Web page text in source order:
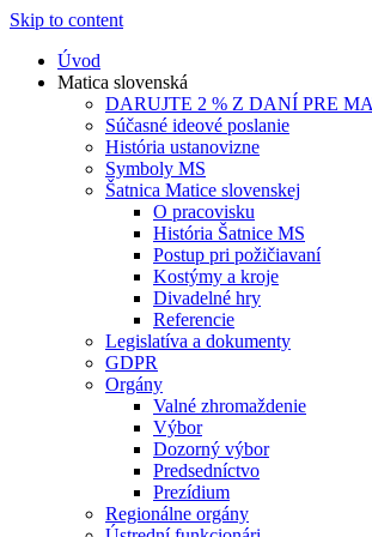
Skip to content
Úvod
Matica slovenská
DARUJTE 2 % Z DANÍ PRE
Súčasné ideové poslanie
História ustanovizne
Symboly MS
Šatnica Matice slovenskej
O pracovisku
História Šatnice MS
Postup pri požičiavaní
Kostýmy a kroje
Divadelné hry
Referencie
Legislatíva a dokumenty
GDPR
Orgány
Valné zhromaždenie
Výbor
Dozorný výbor
Predsedníctvo
Prezídium
Regionálne orgány